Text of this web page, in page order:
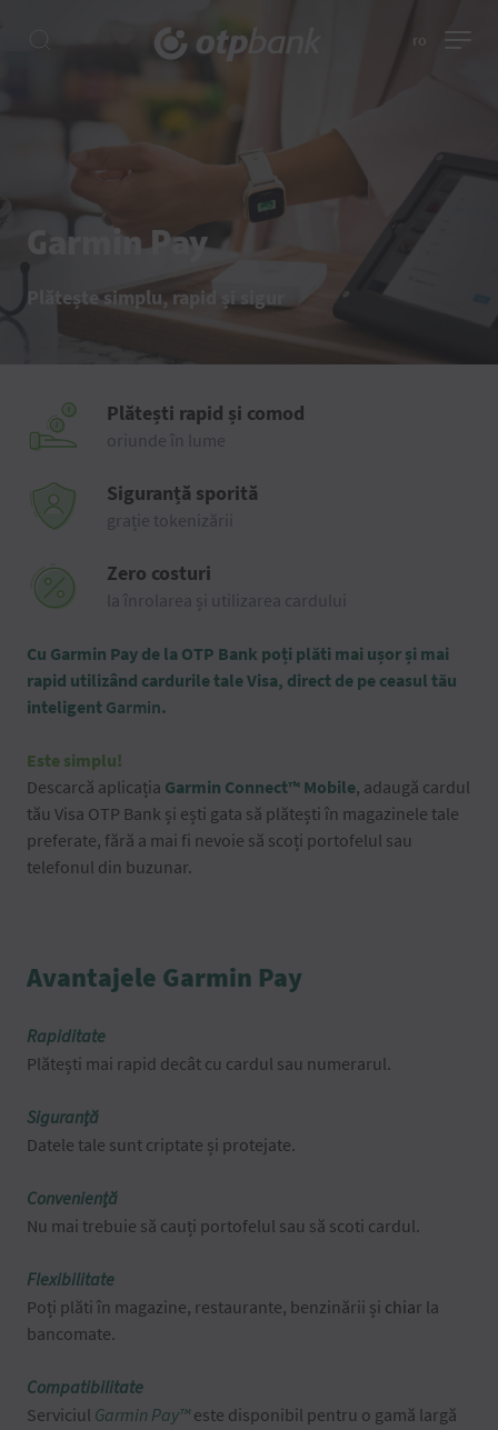
ro
Garmin Pay
Plătește simplu, rapid și sigur
Plătești rapid și comod
oriunde în lume
Siguranță sporită
grație tokenizării
Zero costuri
la înrolarea și utilizarea cardului
Cu Garmin Pay de la OTP Bank poți plăti mai ușor și mai
rapid utilizând cardurile tale Visa, direct de pe ceasul tău
inteligent Garmin.
Este simplu!
Descarcă aplicația Garmin Connect™ Mobile, adaugă cardul
tău Visa OTP Bank și ești gata să plătești în magazinele tale
preferate, fără a mai fi nevoie să scoți portofelul sau
telefonul din buzunar.
Avantajele Garmin Pay
Rapiditate
Plătești mai rapid decât cu cardul sau numerarul.
Siguranță
Datele tale sunt criptate și protejate.
Conveniență
Nu mai trebuie să cauți portofelul sau să scoti cardul.
Flexibilitate
Poți plăti în magazine, restaurante, benzinării și chiar la
bancomate.
Compatibilitate
Serviciul Garmin Pay™este disponibil pentru o gamă largă